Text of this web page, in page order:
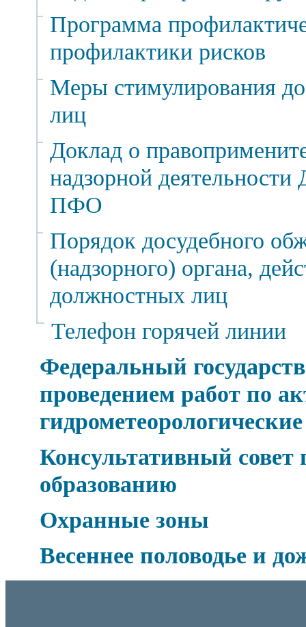
Программа
профилактики рисков
Меры стимулирования
лиц
Доклад о
надзорной деятельности
ПФО
Порядок досудебного
(надзорного) органа,
должностных лиц
Телефон горячей линии
Федеральный
проведением работ по
Консультативный совет
образованию
Охранные зоны
Весеннее половодье и